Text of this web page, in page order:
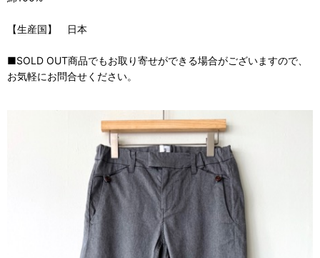
【生産国】 日本
■SOLD OUT商品でもお取り寄せができる場合がございますので、
お気軽にお問合せください。